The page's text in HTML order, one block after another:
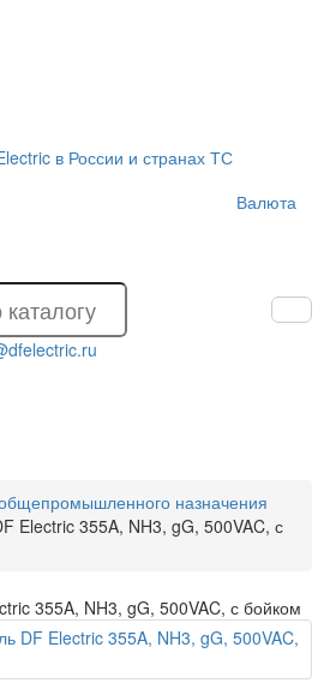
в России и странах ТС
Валюта
назначения
Electric 355A, NH3, gG, 500VAC, с
355A, NH3, gG, 500VAC, с бойком